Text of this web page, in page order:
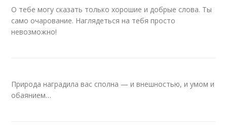
О тебе могу сказать только хорошие и добрые слова. Ты
само очарование. Наглядеться на тебя просто
невозможно!
Природа наградила вас сполна — и внешностью, и умом и
обаянием…